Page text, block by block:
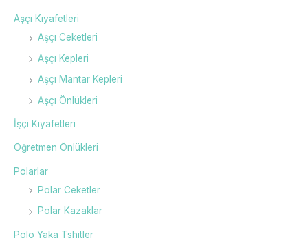
Aşçı Kıyafetleri
Aşçı Ceketleri
Aşçı Kepleri
Aşçı Mantar Kepleri
Aşçı Önlükleri
İşçi Kıyafetleri
Öğretmen Önlükleri
Polarlar
Polar Ceketler
Polar Kazaklar
Polo Yaka Tshitler
Değerlendirmeniz
E-posta
adım, e-posta adresim ve site adresim bu